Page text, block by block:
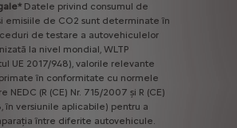
Datele privind consumul de
emisiile de CO2 sunt determinate în
de testare a autovehiculelor
la nivel mondial, WLTP
UE 2017/948), valorile relevante
în conformitate cu normele
NEDC (R (CE) Nr. 715/2007 și R (CE)
în versiunile aplicabile) pentru a
între diferite autovehicule.